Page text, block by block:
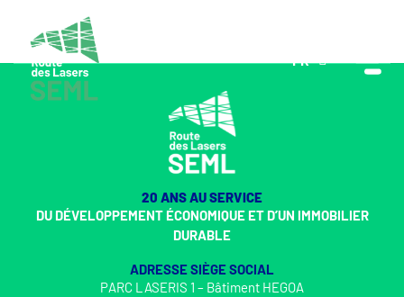
FR
EN
20 ANS AU SERVICE
DU DÉVELOPPEMENT ÉCONOMIQUE ET D’UN IMMOBILIER
DURABLE
ADRESSE SIÈGE SOCIAL
PARC LASERIS 1 – Bâtiment HEGOA